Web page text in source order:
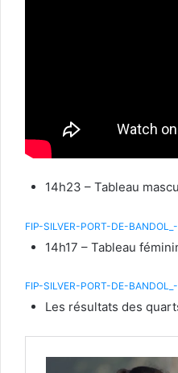
14h23 – Tableau
FIP-SILVER-PORT-DE-
14h17 – Tableau
FIP-SILVER-PORT-DE-
Les résultats des